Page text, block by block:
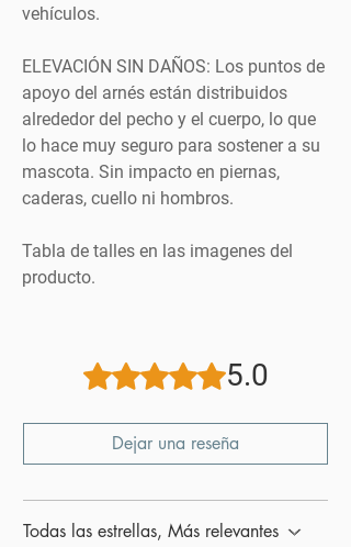
vehículos.
ELEVACIÓN SIN DAÑOS: Los puntos de
apoyo del arnés están distribuidos
alrededor del pecho y el cuerpo, lo que
lo hace muy seguro para sostener a su
mascota. Sin impacto en piernas,
caderas, cuello ni hombros.
Tabla de talles en las imagenes del
producto.
Obtuvo 5 de 5 estrellas.
5.0
Dejar una reseña
Todas las estrellas, Más relevantes